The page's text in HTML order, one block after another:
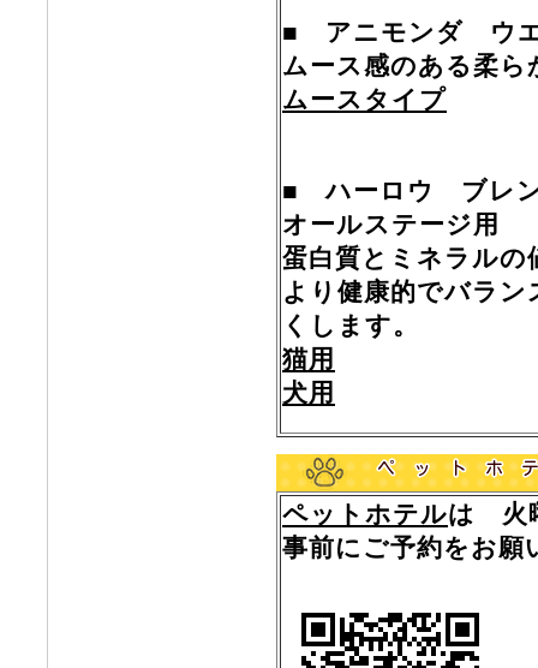
■ アニモンダ ウ
ムース感のある柔ら
ムースタイプ
■ ハーロウ ブレ
オールステージ用
蛋白質とミネラルの
より健康的でバラ
くします。
猫用
犬用
ペットホテルは 火
事前にご予約をお願